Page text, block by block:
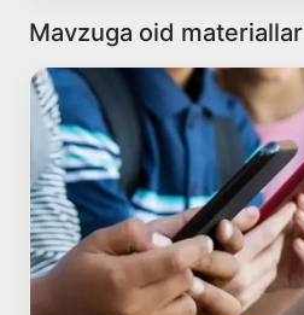
Mavzuga oid materiallar